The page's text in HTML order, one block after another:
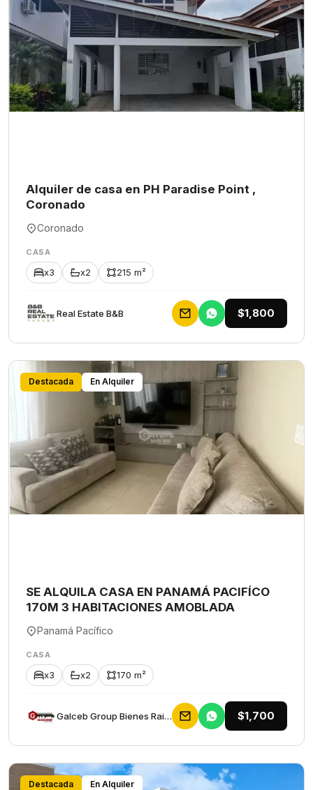
Alquiler de casa en PH Paradise Point ,
Coronado
Coronado
CASA
x3 x2 215 m²
Rеаl Еstаtе В&В $1,800
Destacada En Alquiler
SE ALQUILA CASA EN PANAMÁ PACIFÍCO
170M 3 HABITACIONES AMOBLADA
Panamá Pacífico
CASA
x3 x2 170 m²
Galceb Group Bienes Raices $1,700
Destacada En Alquiler